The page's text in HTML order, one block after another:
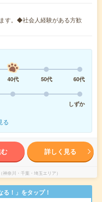
す。◆社会人経験がある方歓
40代 50代
60代
しずか
る
詳しく見る
奈川・千葉・埼玉エリア）
！」をタップ！